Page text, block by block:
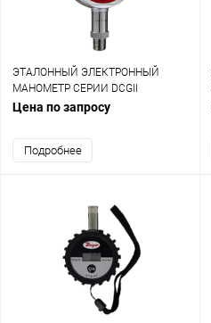
ЭТАЛОННЫЙ ЭЛЕКТРОННЫЙ
МАНОМЕТР СЕРИИ DCGII
Цена по запросу
Подробнее